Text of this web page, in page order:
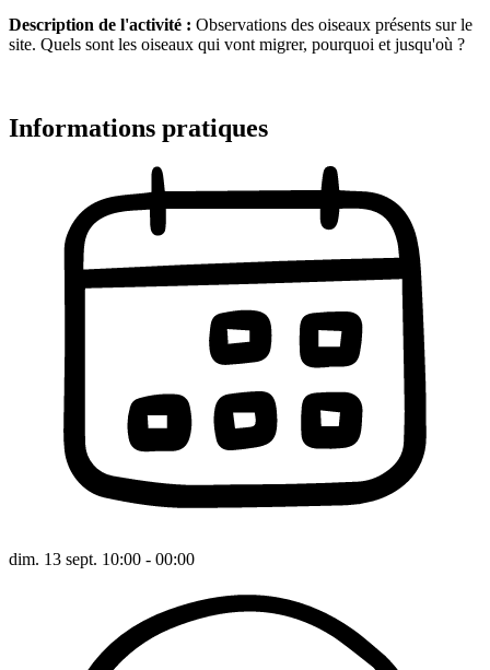
Description de l'activité : Observations des oiseaux présents sur le
site. Quels sont les oiseaux qui vont migrer, pourquoi et jusqu'où ?
Informations pratiques
dim. 13 sept. 10:00 - 00:00